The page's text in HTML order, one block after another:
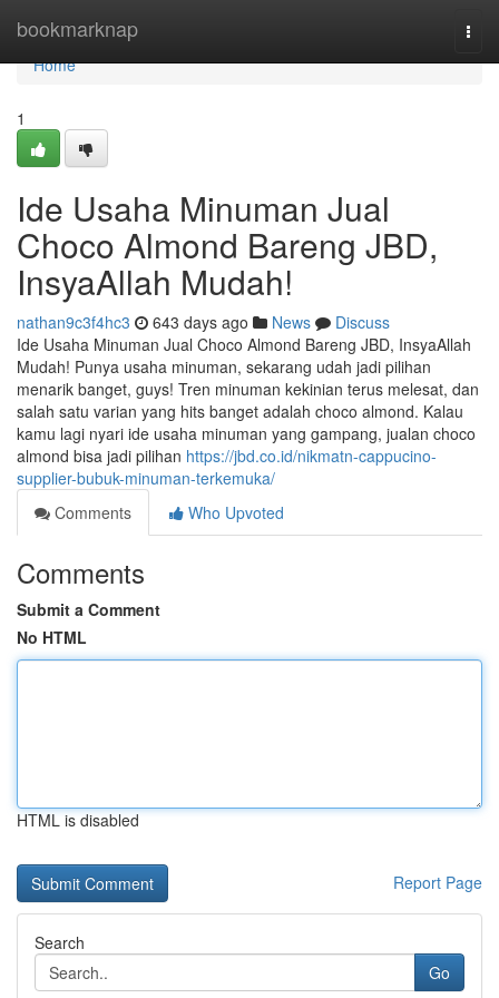
bookmarknap
Home
Home
1
Ide Usaha Minuman Jual
Choco Almond Bareng JBD,
InsyaAllah Mudah!
nathan9c3f4hc3 643 days ago News
Discuss
Ide Usaha Minuman Jual Choco Almond Bareng JBD, InsyaAllah
Mudah! Punya usaha minuman, sekarang udah jadi pilihan
menarik banget, guys! Tren minuman kekinian terus melesat, dan
salah satu varian yang hits banget adalah choco almond. Kalau
kamu lagi nyari ide usaha minuman yang gampang, jualan choco
almond bisa jadi pilihan https://jbd.co.id/nikmatn-cappucino-
supplier-bubuk-minuman-terkemuka/
Comments
Who Upvoted
Comments
Submit a Comment
No HTML
HTML is disabled
Report Page
Search
Go